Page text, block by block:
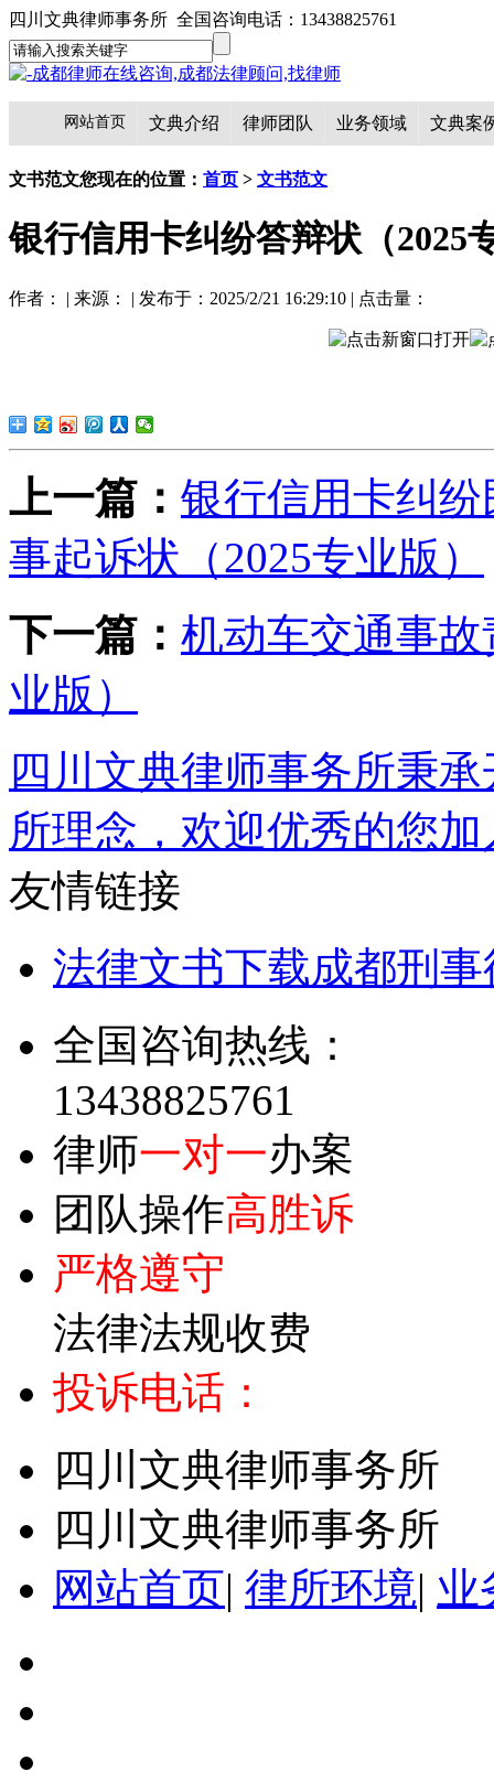
四川文典律师事务所 全国咨询电话：13438825761
网站首页 文典介绍 律师团队 业务领域 文典案
文书范文您现在的位置： 首页 > 文书范文
银行信用卡纠纷答辩状（2025
作者： | 来源： | 发布于：2025/2/21 16:29:10 | 点击量：
上一篇： 银行信用卡纠纷
事起诉状（2025专业版）
下一篇： 机动车交通事
业版）
四川文典律师事务所秉
所理念，欢迎优秀的您
友情链接
法律文书下载成都刑
全国咨询热线：
13438825761
律师一对一办案
团队操作高胜诉
严格遵守
法律法规收费
投诉电话：
四川文典律师事务所
四川文典律师事务所
网站首页| 律所环境| 业